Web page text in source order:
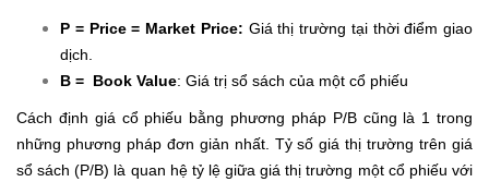
P = Price = Market Price: Giá thị trường tại thời điểm giao
dịch.
B = Book Value: Giá trị sổ sách của một cổ phiếu
Cách định giá cổ phiếu bằng phương pháp P/B cũng là 1 trong
những phương pháp đơn giản nhất. Tỷ số giá thị trường trên giá
sổ sách (P/B) là quan hệ tỷ lệ giữa giá thị trường một cổ phiếu với